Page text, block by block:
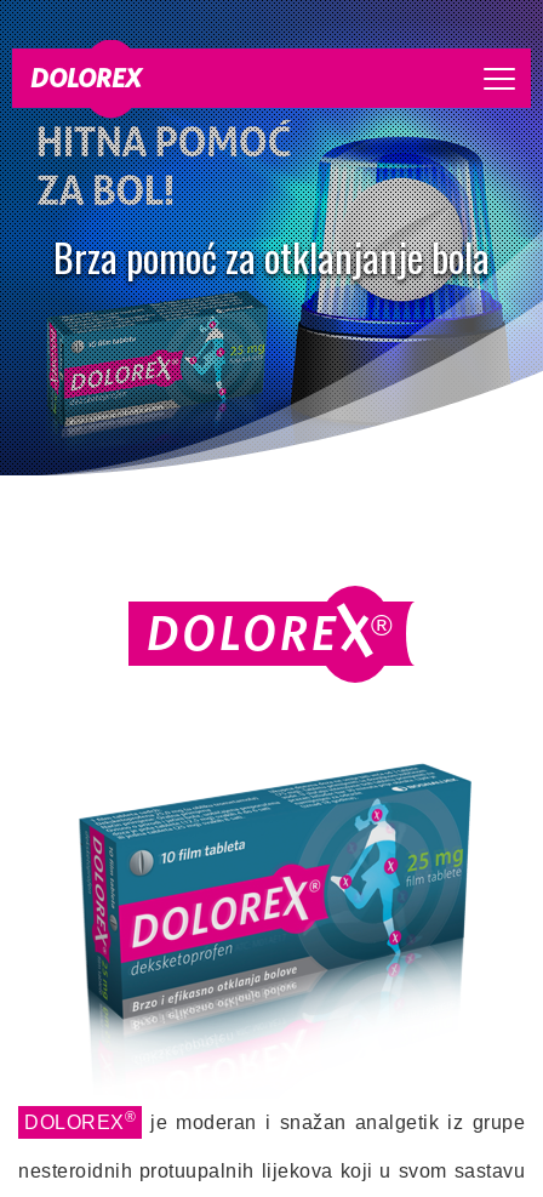
DOLOREX
Brza pomoć za otklanjanje bola
DOLORE ®
DOLOREX® je moderan i snažan analgetik iz grupe
nesteroidnih protuupalnih lijekova koji u svom sastavu